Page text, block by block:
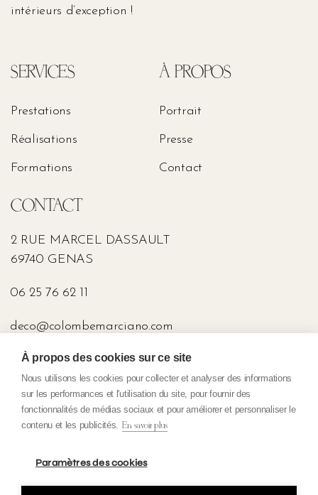
intérieurs d’exception !
SERVICES
Prestations
Réalisations
Formations
À PROPOS
Portrait
Presse
Contact
CONTACT
2 RUE MARCEL DASSAULT
69740 GENAS
06 25 76 62 11
deco@colombemarciano.com
PRESSE
Politique de Confidentialité
Mentions légales
À propos des cookies sur ce site
Nous utilisons les cookies pour collecter et analyser des informations
sur les performances et l'utilisation du site, pour fournir des
fonctionnalités de médias sociaux et pour améliorer et personnaliser le
contenu et les publicités. En savoir plus
Paramètres des cookies